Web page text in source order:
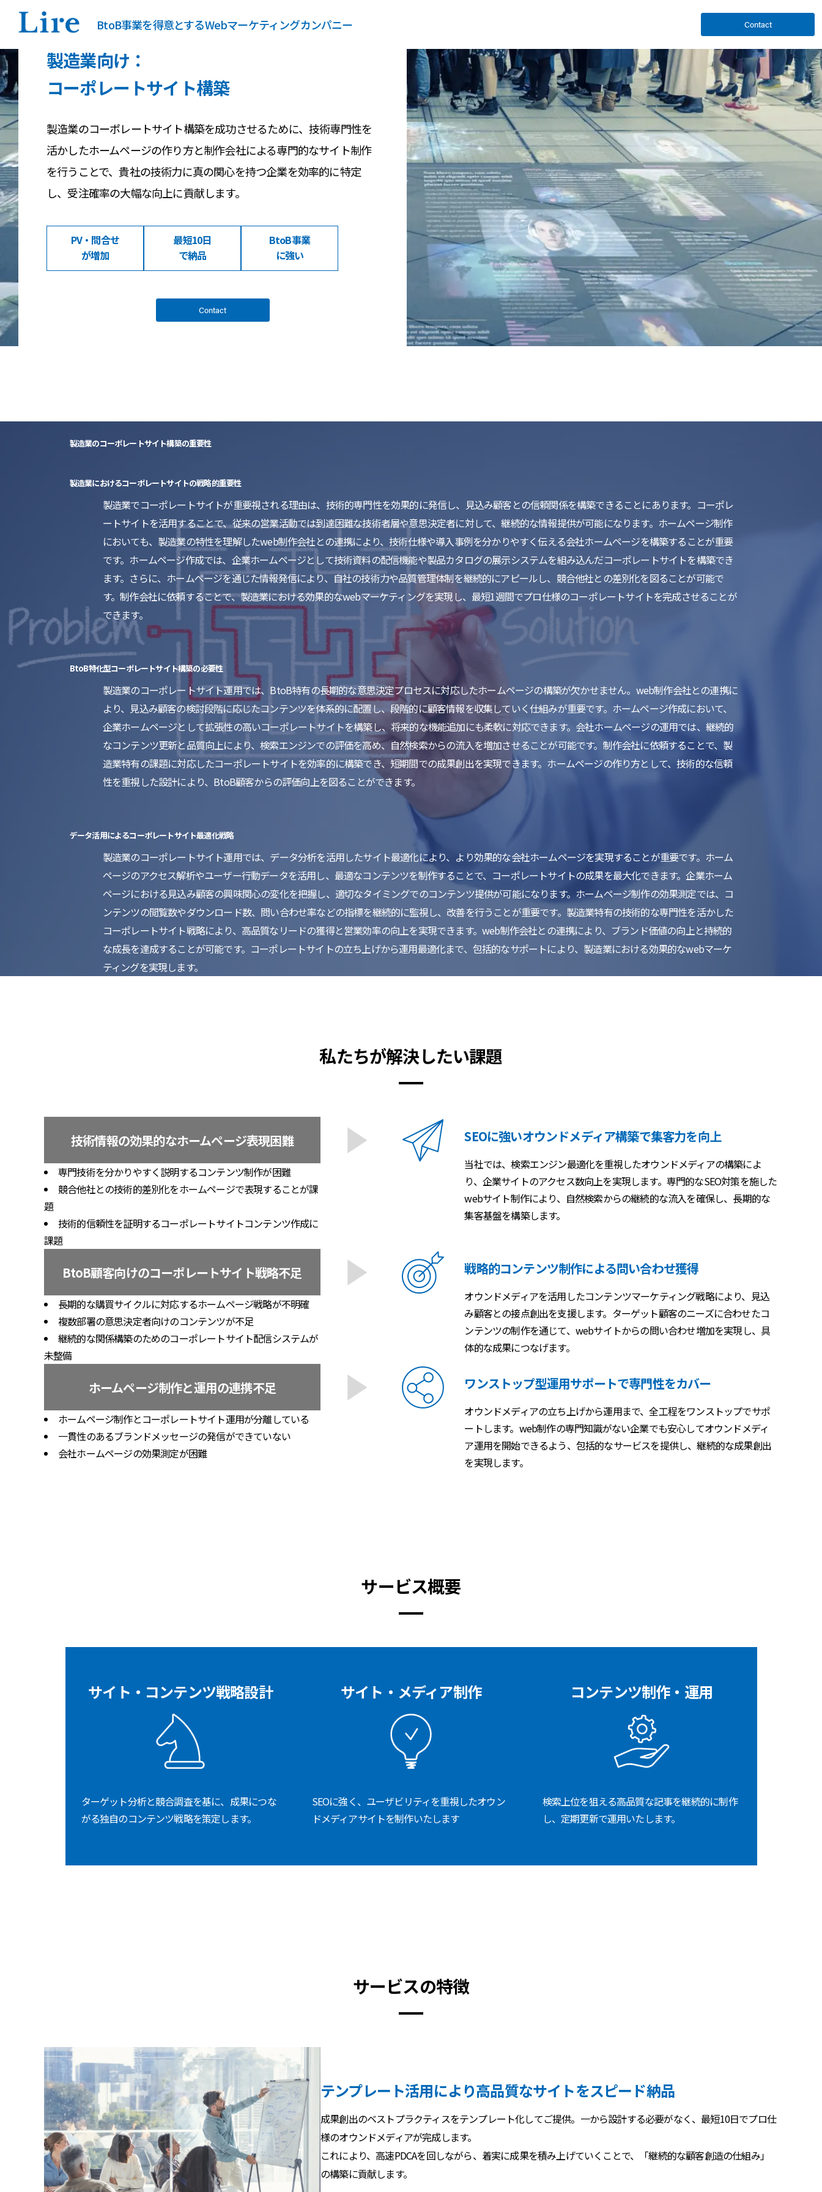
BtoB事業を得意とするWebマーケティングカンパニー Contact
製造業向け：
コーポレートサイト構築
製造業のコーポレートサイト構築を成功させるために、技術専門性を
活かしたホームページの作り方と制作会社による専門的なサイト制作
を行うことで、貴社の技術力に真の関心を持つ企業を効率的に特定
し、受注確率の大幅な向上に貢献します。
PV・問合せ
が増加
最短10日
で納品
BtoB事業
に強い
Contact
製造業のコーポレートサイト構築の重要性
製造業におけるコーポレートサイトの戦略的重要性
製造業でコーポレートサイトが重要視される理由は、技術的専門性を効果的に発信し、見込み顧客との信頼関係を構築できることにあります。コーポレ
ートサイトを活用することで、従来の営業活動では到達困難な技術者層や意思決定者に対して、継続的な情報提供が可能になります。ホームページ制作
においても、製造業の特性を理解したweb制作会社との連携により、技術仕様や導入事例を分かりやすく伝える会社ホームページを構築することが重要
です。ホームページ作成では、企業ホームページとして技術資料の配信機能や製品カタログの展示システムを組み込んだコーポレートサイトを構築でき
ます。さらに、ホームページを通じた情報発信により、自社の技術力や品質管理体制を継続的にアピールし、競合他社との差別化を図ることが可能で
す。制作会社に依頼することで、製造業における効果的なwebマーケティングを実現し、最短1週間でプロ仕様のコーポレートサイトを完成させることが
できます。
BtoB特化型コーポレートサイト構築の必要性
製造業のコーポレートサイト運用では、BtoB特有の長期的な意思決定プロセスに対応したホームページの構築が欠かせません。web制作会社との連携に
より、見込み顧客の検討段階に応じたコンテンツを体系的に配置し、段階的に顧客情報を収集していく仕組みが重要です。ホームページ作成において、
企業ホームページとして拡張性の高いコーポレートサイトを構築し、将来的な機能追加にも柔軟に対応できます。会社ホームページの運用では、継続的
なコンテンツ更新と品質向上により、検索エンジンでの評価を高め、自然検索からの流入を増加させることが可能です。制作会社に依頼することで、製
造業特有の課題に対応したコーポレートサイトを効率的に構築でき、短期間での成果創出を実現できます。ホームページの作り方として、技術的な信頼
性を重視した設計により、BtoB顧客からの評価向上を図ることができます。
データ活用によるコーポレートサイト最適化戦略
製造業のコーポレートサイト運用では、データ分析を活用したサイト最適化により、より効果的な会社ホームページを実現することが重要です。ホーム
ページのアクセス解析やユーザー行動データを活用し、最適なコンテンツを制作することで、コーポレートサイトの成果を最大化できます。企業ホーム
ページにおける見込み顧客の興味関心の変化を把握し、適切なタイミングでのコンテンツ提供が可能になります。ホームページ制作の効果測定では、コ
ンテンツの閲覧数やダウンロード数、問い合わせ率などの指標を継続的に監視し、改善を行うことが重要です。製造業特有の技術的な専門性を活かした
コーポレートサイト戦略により、高品質なリードの獲得と営業効率の向上を実現できます。web制作会社との連携により、ブランド価値の向上と持続的
な成長を達成することが可能です。コーポレートサイトの立ち上げから運用最適化まで、包括的なサポートにより、製造業における効果的なwebマーケ
ティングを実現します。
私たちが解決したい課題
技術情報の効果的なホームページ表現困難
専門技術を分かりやすく説明するコンテンツ制作が困難
競合他社との技術的差別化をホームページで表現することが課
題
技術的信頼性を証明するコーポレートサイトコンテンツ作成に
課題
SEOに強いオウンドメディア構築で集客力を向上
当社では、検索エンジン最適化を重視したオウンドメディアの構築によ
り、企業サイトのアクセス数向上を実現します。専門的なSEO対策を施した
webサイト制作により、自然検索からの継続的な流入を確保し、長期的な
集客基盤を構築します。
BtoB顧客向けのコーポレートサイト戦略不足
長期的な購買サイクルに対応するホームページ戦略が不明確
複数部署の意思決定者向けのコンテンツが不足
継続的な関係構築のためのコーポレートサイト配信システムが
未整備
戦略的コンテンツ制作による問い合わせ獲得
オウンドメディアを活用したコンテンツマーケティング戦略により、見込
み顧客との接点創出を支援します。ターゲット顧客のニーズに合わせたコ
ンテンツの制作を通じて、webサイトからの問い合わせ増加を実現し、具
体的な成果につなげます。
ホームページ制作と運用の連携不足
ホームページ制作とコーポレートサイト運用が分離している
一貫性のあるブランドメッセージの発信ができていない
会社ホームページの効果測定が困難
ワンストップ型運用サポートで専門性をカバー
オウンドメディアの立ち上げから運用まで、全工程をワンストップでサポ
ートします。web制作の専門知識がない企業でも安心してオウンドメディ
ア運用を開始できるよう、包括的なサービスを提供し、継続的な成果創出
を実現します。
サービス概要
サイト・コンテンツ戦略設計
ターゲット分析と競合調査を基に、成果につな
がる独自のコンテンツ戦略を策定します。
サイト・メディア制作
SEOに強く、ユーザビリティを重視したオウン
ドメディアサイトを制作いたします
コンテンツ制作・運用
検索上位を狙える高品質な記事を継続的に制作
し、定期更新で運用いたします。
サービスの特徴
テンプレート活用により高品質なサイトをスピード納品
成果創出のベストプラクティスをテンプレート化してご提供。一から設計する必要がなく、最短10日でプロ仕
様のオウンドメディアが完成します。
これにより、高速PDCAを回しながら、着実に成果を積み上げていくことで、「継続的な顧客創造の仕組み」
の構築に貢献します。